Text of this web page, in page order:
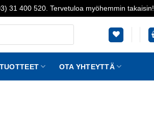
31 400 520. Tervetuloa myöhemmin takaisin!
OTA YHTEYTTÄ